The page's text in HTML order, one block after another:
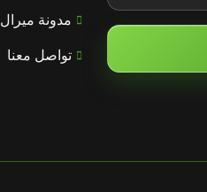
مدونة ميرال
تواصل معنا